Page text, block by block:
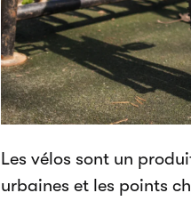
Les vélos sont un
urbaines et les points